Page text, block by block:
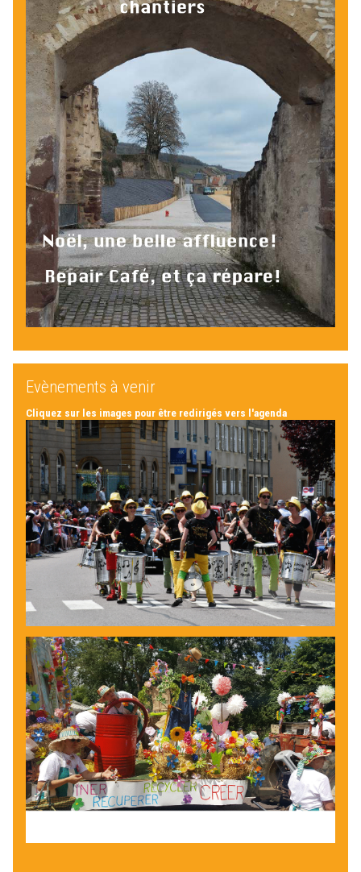
Evènements à venir
Cliquez sur les images pour être redirigés vers l'agenda